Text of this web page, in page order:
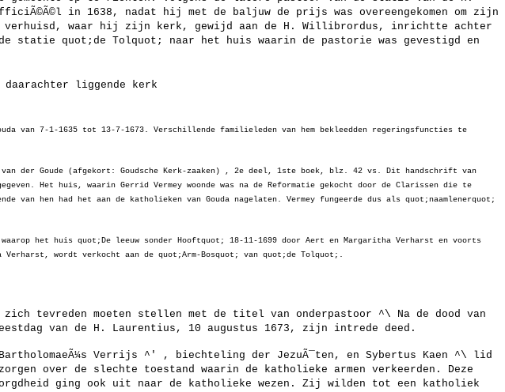
in 1638, nadat hij met de baljuw de prijs was overeengekomen om zijn
verhuisd, waar hij zijn kerk, gewijd aan de H. Willibrordus, inrichtte achter
de statie quot;de Tolquot; naar het huis waarin de pastorie was gevestigd en
daarachter liggende kerk
van 7-1-1635 tot 13-7-1673. Verschillende familieleden van hem bekleedden regeringsfuncties te
der Goude (afgekort: Goudsche Kerk-zaaken) , 2e deel, 1ste boek, blz. 42 vs. Dit handschrift van
Het huis, waarin Gerrid Vermey woonde was na de Reformatie gekocht door de Clarissen die te
van hen had het aan de katholieken van Gouda nagelaten. Vermey fungeerde dus als quot;naamlenerquot;
het huis quot;De leeuw sonder Hooftquot; 18-11-1699 door Aert en Margaritha Verharst en voorts
wordt verkocht aan de quot;Arm-Bosquot; van quot;de Tolquot;.
tevreden moeten stellen met de titel van onderpastoor ^\ Na de dood van
van de H. Laurentius, 10 augustus 1673, zijn intrede deed.
Verrijs ^' , biechteling der JezuÃ¯ten, en Sybertus Kaen ^\ lid
over de slechte toestand waarin de katholieke armen verkeerden. Deze
ging ook uit naar de katholieke wezen. Zij wilden tot een katholiek